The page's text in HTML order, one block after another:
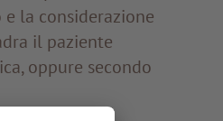
la considerazione
il paziente
oppure secondo